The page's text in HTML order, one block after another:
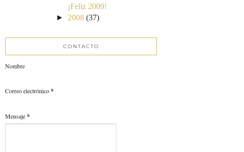
¡Feliz 2009!
► 2008 (37)
CONTACTO
Nombre
Correo electrónico*
Mensaje*